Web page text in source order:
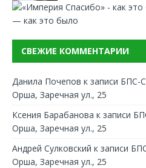
— как это было
СВЕЖИЕ КОММЕНТАРИИ
Данила Почепов к записи БПС-
Орша, Заречная ул., 25
Ксения Барабанова к записи
Орша, Заречная ул., 25
Андрей Сулковский к записи
Орша, Заречная ул., 25